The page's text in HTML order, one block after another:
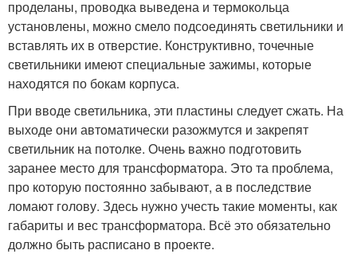
проделаны, проводка выведена и термокольца
установлены, можно смело подсоединять светильники и
вставлять их в отверстие. Конструктивно, точечные
светильники имеют специальные зажимы, которые
находятся по бокам корпуса.
При вводе светильника, эти пластины следует сжать. На
выходе они автоматически разожмутся и закрепят
светильник на потолке. Очень важно подготовить
заранее место для трансформатора. Это та проблема,
про которую постоянно забывают, а в последствие
ломают голову. Здесь нужно учесть такие моменты, как
габариты и вес трансформатора. Всё это обязательно
должно быть расписано в проекте.